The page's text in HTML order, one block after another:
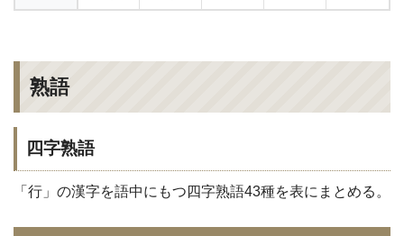
熟語
四字熟語
「行」の漢字を語中にもつ四字熟語43種を表にまとめる。